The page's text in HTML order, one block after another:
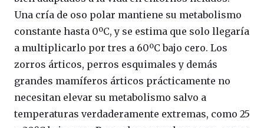
Una cría de oso polar mantiene su metabolismo
constante hasta 0ºC, y se estima que solo llegaría
a multiplicarlo por tres a 60ºC bajo cero. Los
zorros árticos, perros esquimales y demás
grandes mamíferos árticos prácticamente no
necesitan elevar su metabolismo salvo a
temperaturas verdaderamente extremas, como 25